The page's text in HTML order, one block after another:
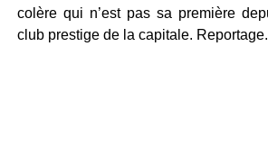
colère qui n’est pas sa première
club prestige de la capitale. Reportage.